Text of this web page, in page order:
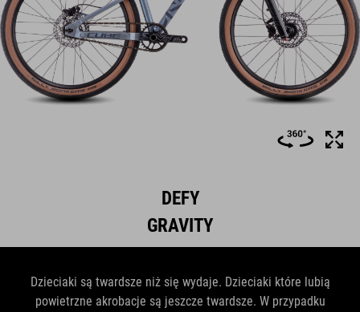
DEFY
GRAVITY
Dzieciaki są twardsze niż się wydaje. Dzieciaki które lubią
powietrzne akrobacje są jeszcze twardsze. W przypadku